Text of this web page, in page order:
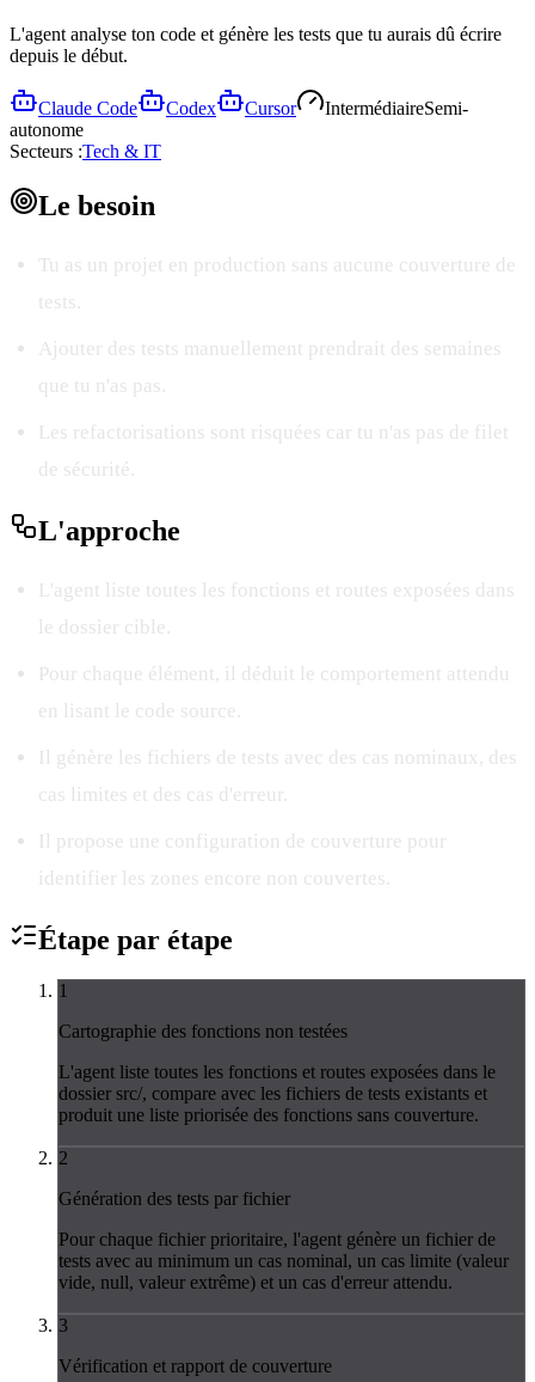
L'agent analyse ton code et génère les tests que tu aurais dû écrire
depuis le début.
Claude Code Codex Cursor IntermédiaireSemi-
autonome
Secteurs :Tech & IT
Le besoin
Tu as un projet en production sans aucune couverture de
tests.
Ajouter des tests manuellement prendrait des semaines
que tu n'as pas.
Les refactorisations sont risquées car tu n'as pas de filet
de sécurité.
L'approche
L'agent liste toutes les fonctions et routes exposées dans
le dossier cible.
Pour chaque élément, il déduit le comportement attendu
en lisant le code source.
Il génère les fichiers de tests avec des cas nominaux, des
cas limites et des cas d'erreur.
Il propose une configuration de couverture pour
identifier les zones encore non couvertes.
Étape par étape
1
Cartographie des fonctions non testées
L'agent liste toutes les fonctions et routes exposées dans le
dossier src/, compare avec les fichiers de tests existants et
produit une liste priorisée des fonctions sans couverture.
2
Génération des tests par fichier
Pour chaque fichier prioritaire, l'agent génère un fichier de
tests avec au minimum un cas nominal, un cas limite (valeur
vide, null, valeur extrême) et un cas d'erreur attendu.
3
Vérification et rapport de couverture